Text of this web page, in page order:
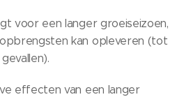
voor een langer groeiseizoen,
kan opleveren (tot
effecten van een langer